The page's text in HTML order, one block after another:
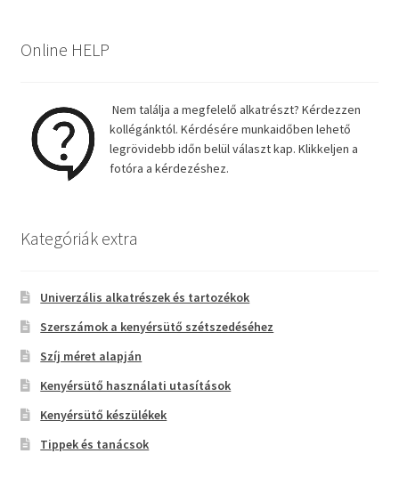
Online HELP
Nem találja a megfelelő alkatrészt? Kérdezzen
kollégánktól. Kérdésére munkaidőben lehető
legrövidebb időn belül választ kap. Klikkeljen a
fotóra a kérdezéshez.
Kategóriák extra
Univerzális alkatrészek és tartozékok
Szerszámok a kenyérsütő szétszedéséhez
Szíj méret alapján
Kenyérsütő használati utasítások
Kenyérsütő készülékek
Tippek és tanácsok